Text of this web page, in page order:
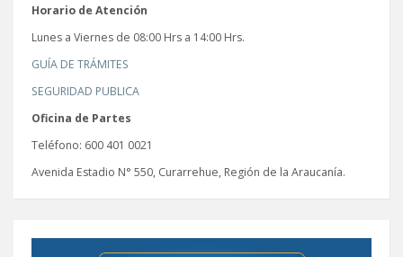
Horario de Atención
Lunes a Viernes de 08:00 Hrs a 14:00 Hrs.
GUÍA DE TRÁMITES
SEGURIDAD PUBLICA
Oficina de Partes
Teléfono: 600 401 0021
Avenida Estadio N° 550, Curarrehue, Región de la Araucanía.